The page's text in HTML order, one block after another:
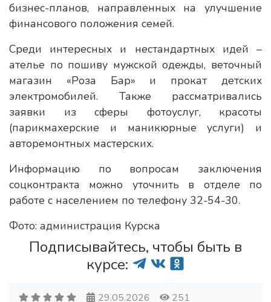
бизнес-планов, направленных на улучшение
финансового положения семей.
Среди интересных и нестандартных идей –
ателье по пошиву мужской одежды, веточный
магазин «Роза Бар» и прокат детских
электромобилей. Также рассматривались
заявки из сферы фотоуслуг, красоты
(парикмахерские и маникюрные услуги) и
авторемонтных мастерских.
Информацию по вопросам заключения
соцконтракта можно уточнить в отделе по
работе с населением по телефону 32-54-30.
Фото: администрация Курска
Подписывайтесь, чтобы быть в
курсе:
29.05.2026 251